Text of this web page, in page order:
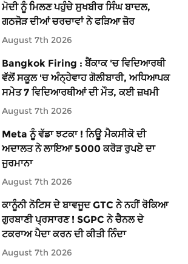
ਮੋਦੀ ਨੂੰ ਮਿਲਣ ਪਹੁੰਚੇ ਸੁਖਬੀਰ ਸਿੰਘ ਬਾਦਲ,
ਗਠਜੋੜ ਦੀਆਂ ਚਰਚਾਵਾਂ ਨੇ ਫੜਿਆ ਜ਼ੋਰ
August 7th 2026
Bangkok Firing : ਬੈਂਕਾਕ 'ਚ ਵਿਦਿਆਰਥੀ
ਵੱਲੋਂ ਸਕੂਲ 'ਚ ਅੰਨ੍ਹੇਵਾਹ ਗੋਲੀਬਾਰੀ, ਅਧਿਆਪਕ
ਸਮੇਤ 7 ਵਿਦਿਆਰਥੀਆਂ ਦੀ ਮੌਤ, ਕਈ ਜ਼ਖਮੀ
August 7th 2026
Meta ਨੂੰ ਵੱਡਾ ਝਟਕਾ ! ਨਿਊ ਮੈਕਸੀਕੋ ਦੀ
ਅਦਾਲਤ ਨੇ ਲਾਇਆ 5000 ਕਰੋੜ ਰੁਪਏ ਦਾ
ਜੁਰਮਾਨਾ
August 7th 2026
ਕਾਨੂੰਨੀ ਨੋਟਿਸ ਦੇ ਬਾਵਜੂਦ GTC ਨੇ ਨਹੀਂ ਰੋਕਿਆ
ਗੁਰਬਾਣੀ ਪ੍ਰਸਾਰਣ ! SGPC ਨੇ ਚੈਨਲ ਦੇ
ਟਕਰਾਅ ਪੈਦਾ ਕਰਨ ਦੀ ਕੀਤੀ ਨਿੰਦਾ
August 7th 2026